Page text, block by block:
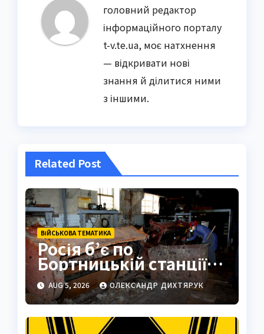
головний редактор
інформаційного порталу
t-v.te.ua, моє натхнення
— відкривати нові
знання й ділитися ними
з іншими.
Related Post
ВІЙСЬКОВА ТЕМАТИКА
Росія б’є по
Бортницькій станції:
експерт попередив
про катастрофу
AUG 5, 2026 ОЛЕКСАНДР ДИХТЯРУК